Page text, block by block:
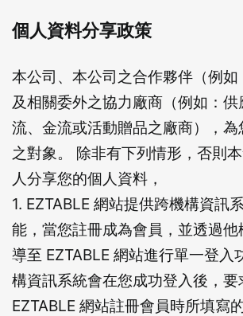
個人資料分享政策
本公司、本公司之合作夥伴（例如
及相關委外之協力廠商（例如：
流、金流或活動贈品之廠商），為
之對象。 除非有下列情形，否則
人分享您的個人資料，
1. EZTABLE 網站提供跨機構資訊
能，當您註冊成為會員，並透過他
導至 EZTABLE 網站進行單一登入
構資訊系統會在您成功登入後，
EZTABLE 網站註冊會員時所填寫
先不要